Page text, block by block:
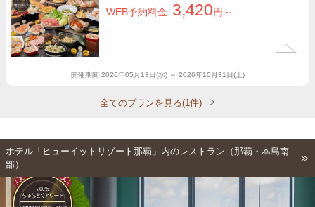
WEB予約料金 3,420円～
開催期間 2026年05月13日(水) ～ 2026年10月31日(土)
全てのプランを見る(1件)
ホテル「ヒューイットリゾート那覇」内のレストラン（那覇・本島南
部）